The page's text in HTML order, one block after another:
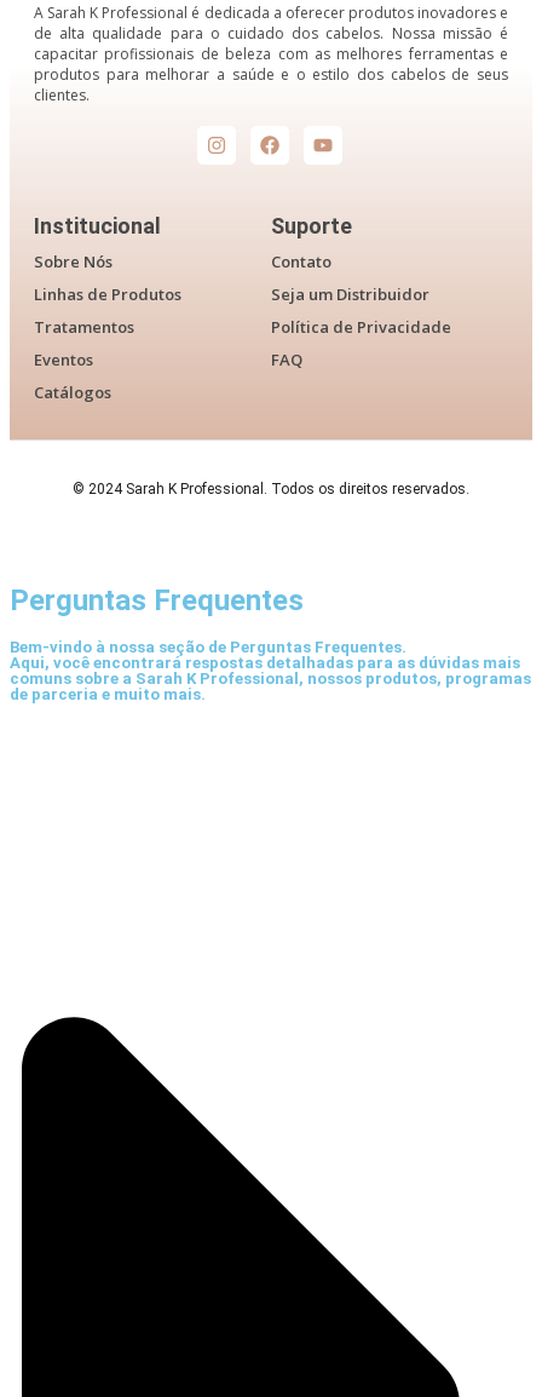
A Sarah K Professional é dedicada a oferecer produtos inovadores e
de alta qualidade para o cuidado dos cabelos. Nossa missão é
capacitar profissionais de beleza com as melhores ferramentas e
produtos para melhorar a saúde e o estilo dos cabelos de seus
clientes.
Institucional
Sobre Nós
Linhas de Produtos
Tratamentos
Eventos
Catálogos
Suporte
Contato
Seja um Distribuidor
Política de Privacidade
FAQ
© 2024 Sarah K Professional. Todos os direitos reservados.
Perguntas Frequentes
Bem-vindo à nossa seção de Perguntas Frequentes.
Aqui, você encontrará respostas detalhadas para as dúvidas mais
comuns sobre a Sarah K Professional, nossos produtos, programas
de parceria e muito mais.